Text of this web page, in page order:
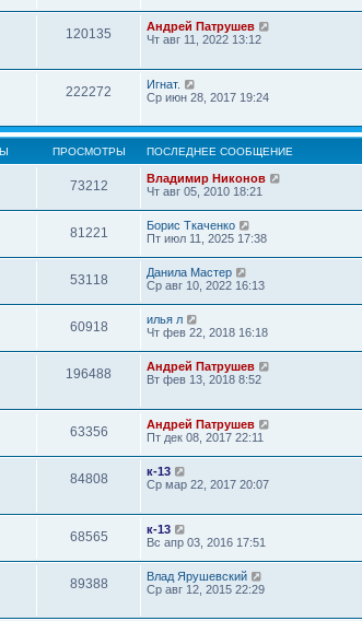
120135
Андрей Патрушев
Чт авг 11, 2022 13:12
222272
Игнат.
Ср июн 28, 2017 19:24
ПРОСМОТРЫ ПОСЛЕДНЕЕ СООБЩЕНИЕ
73212
Владимир Никонов
Чт авг 05, 2010 18:21
81221
Борис Ткаченко
Пт июл 11, 2025 17:38
53118
Данила Мастер
Ср авг 10, 2022 16:13
60918
илья л
Чт фев 22, 2018 16:18
196488
Андрей Патрушев
Вт фев 13, 2018 8:52
63356
Андрей Патрушев
Пт дек 08, 2017 22:11
84808
к-13
Ср мар 22, 2017 20:07
68565
к-13
Вс апр 03, 2016 17:51
89388
Влад Ярушевский
Ср авг 12, 2015 22:29